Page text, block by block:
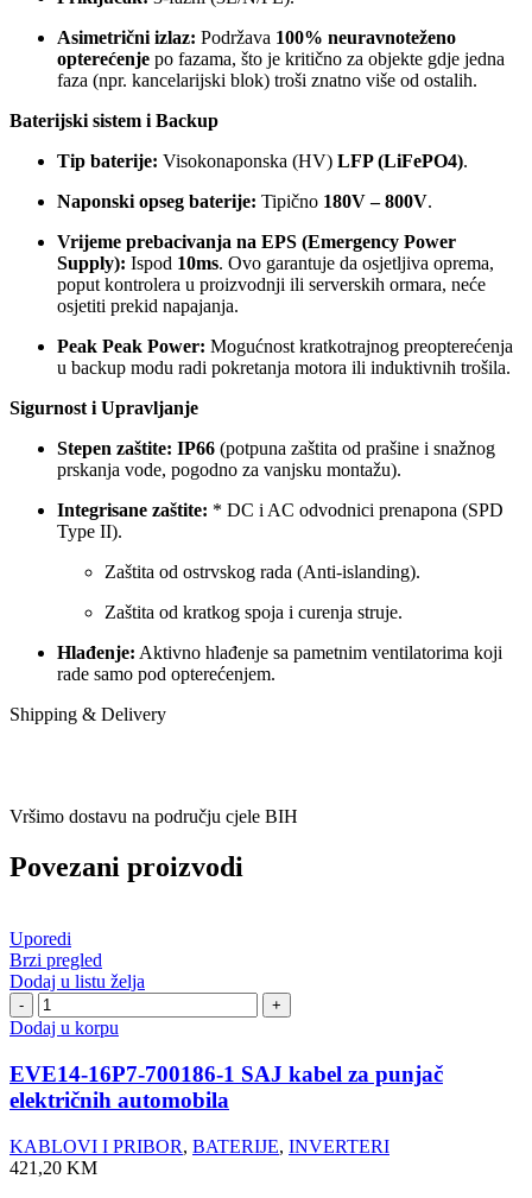
Asimetrični izlaz: Podržava 100% neuravnoteženo
opterećenje po fazama, što je kritično za objekte gdje jedna
faza (npr. kancelarijski blok) troši znatno više od ostalih.
Baterijski sistem i Backup
Tip baterije: Visokonaponska (HV) LFP (LiFePO4).
Naponski opseg baterije: Tipično 180V – 800V.
Vrijeme prebacivanja na EPS (Emergency Power
Supply): Ispod 10ms. Ovo garantuje da osjetljiva oprema,
poput kontrolera u proizvodnji ili serverskih ormara, neće
osjetiti prekid napajanja.
Peak Peak Power: Mogućnost kratkotrajnog preopterećenja
u backup modu radi pokretanja motora ili induktivnih trošila.
Sigurnost i Upravljanje
Stepen zaštite: IP66 (potpuna zaštita od prašine i snažnog
prskanja vode, pogodno za vanjsku montažu).
Integrisane zaštite: * DC i AC odvodnici prenapona (SPD
Type II).
Zaštita od ostrvskog rada (Anti-islanding).
Zaštita od kratkog spoja i curenja struje.
Hlađenje: Aktivno hlađenje sa pametnim ventilatorima koji
rade samo pod opterećenjem.
Shipping & Delivery
Vršimo dostavu na području cjele BIH
Povezani proizvodi
Uporedi
Brzi pregled
Dodaj u listu želja
EVE14-
16P7-
700186-
1
SAJ
kabel
punjač
električnih
Dodaj u korpu
EVE14-16P7-700186-1 SAJ kabel za punjač
električnih automobila
KABLOVI I PRIBOR, BATERIJE, INVERTERI
421,20 KM